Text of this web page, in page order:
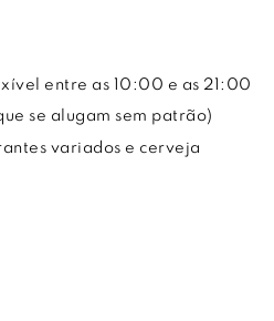
entre as 10:00 e as 21:00
se alugam sem patrão)
variados e cerveja